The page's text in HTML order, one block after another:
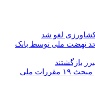
کشاورزی لغو شد
از ۳۹۶ هزار واحد نهضت ملی توسط بانک
تمدید اجرای همزمان دو ویرایش مبحث ۱۹ مقررات ملی